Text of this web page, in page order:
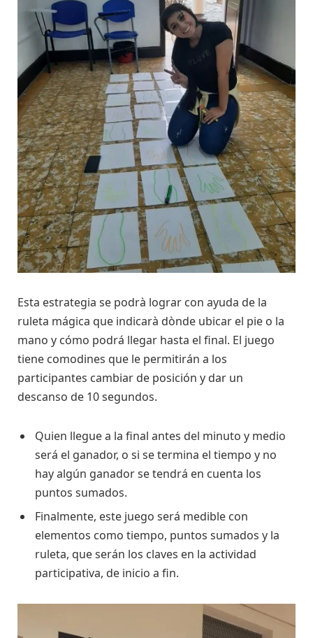
Esta estrategia se podrà lograr con ayuda de la
ruleta mágica que indicarà dònde ubicar el pie o la
mano y cómo podrá llegar hasta el final. El juego
tiene comodines que le permitirán a los
participantes cambiar de posición y dar un
descanso de 10 segundos.
Quien llegue a la final antes del minuto y medio
será el ganador, o si se termina el tiempo y no
hay algún ganador se tendrá en cuenta los
puntos sumados.
Finalmente, este juego será medible con
elementos como tiempo, puntos sumados y la
ruleta, que serán los claves en la actividad
participativa, de inicio a fin.